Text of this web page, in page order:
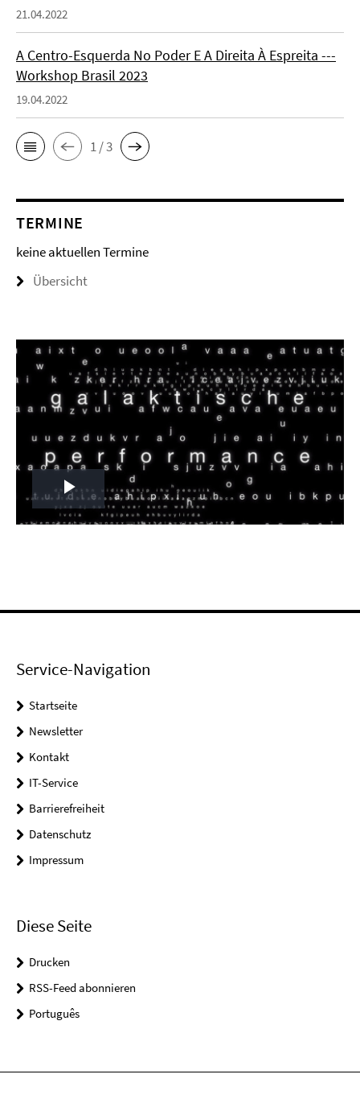
21.04.2022
A Centro-Esquerda No Poder E A Direita À Espreita ---
Workshop Brasil 2023
19.04.2022
1 / 3
TERMINE
keine aktuellen Termine
Übersicht
Play
Service-Navigation
Startseite
Newsletter
Kontakt
IT-Service
Barrierefreiheit
Datenschutz
Impressum
Diese Seite
Drucken
RSS-Feed abonnieren
Português